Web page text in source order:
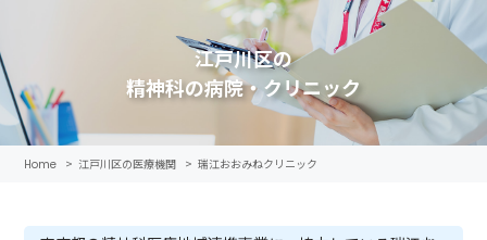
江戸川区の
精神科の病院・クリニック
Home > 江戸川区の医療機関 > 瑞江おおみねクリニック